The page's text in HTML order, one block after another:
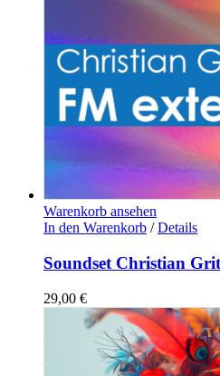
Warenkorb ansehen
In den Warenkorb / Details
Soundset Christian
29,00 €